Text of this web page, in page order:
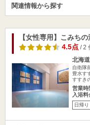
関連情報から探す
【女性専用】こみち
4.5点/ 2
北海
自衛隊
豊水す
すすき
営業時
入浴料
日帰り